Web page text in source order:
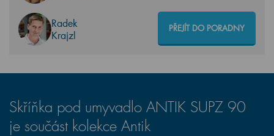
Radek
Krajzl
PŘEJÍT DO PORADNY
Skříňka pod umyvadlo ANTIK SUPZ 90
je součást kolekce Antik